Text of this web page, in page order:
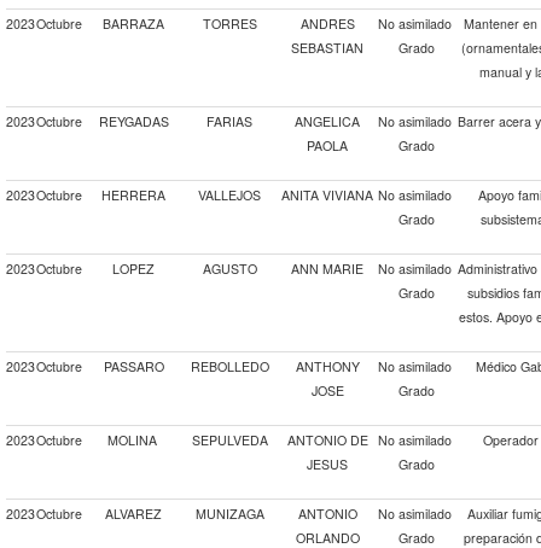
2023Octubre BARRAZA TORRES
ANDRES
SEBASTIAN
No asimilado
Grado
Mantener en
manual y
2023Octubre REYGADAS FARIAS
ANGELICA
PAOLA
No asimilado
Grado
Barrer acera
2023Octubre HERRERA VALLEJOS ANITA VIVIANA No asimilado
Grado
Apoyo
2023Octubre LOPEZ AGUSTO ANN MARIE
No asimilado
Grado
subsidios
estos. Apoyo
2023Octubre PASSARO REBOLLEDO
ANTHONY
JOSE
No asimilado
Grado
Médico
2023Octubre MOLINA SEPULVEDA
ANTONIO DE
JESUS
No asimilado
Grado
2023Octubre ALVAREZ MUNIZAGA
ANTONIO
ORLANDO
No asimilado
Grado
Auxiliar
preparación